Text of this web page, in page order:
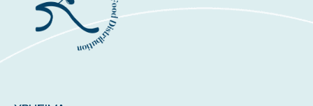
Πολιτική Απορρήτου
Πολιτική Cookies